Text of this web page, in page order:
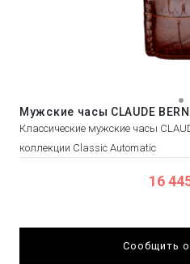
Мужские часы CLAUDE
Классические мужские часы
коллекции Classic Automatic
16
Сообщить